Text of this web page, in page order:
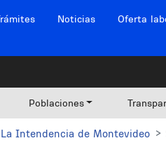
Noticias Oferta
Poblaciones
Intendencia de Montevideo